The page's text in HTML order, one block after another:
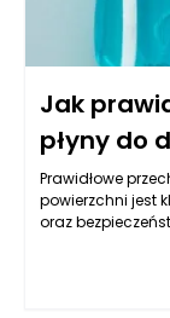
Jak
płyny do
Prawidłowe
powierzchni jest
oraz